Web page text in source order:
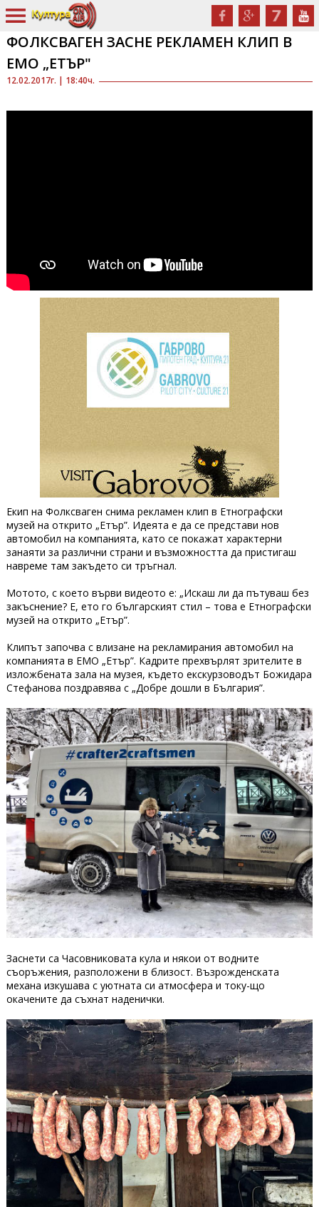
12.02.2017г. | 18:40ч.
ФОЛКСВАГЕН ЗАСНЕ РЕКЛАМЕН КЛИП В
ЕМО „ЕТЪР"
Екип на Фолксваген снима рекламен клип в Етнографски
музей на открито „Етър”. Идеята е да се представи нов
автомобил на компанията, като се покажат характерни
занаяти за различни страни и възможността да пристигаш
навреме там закъдето си тръгнал.
Мотото, с което върви видеото е: „Искаш ли да пътуваш без
закъснение? Е, ето го българският стил – това е Етнографски
музей на открито „Етър”.
Клипът започва с влизане на рекламирания автомобил на
компанията в ЕМО „Етър”. Кадрите прехвърлят зрителите в
изложбената зала на музея, където екскурзоводът Божидара
Стефанова поздравява с „Добре дошли в България”.
Заснети са Часовниковата кула и някои от водните
съоръжения, разположени в близост. Възрожденската
механа изкушава с уютната си атмосфера и току-що
окачените да съхнат наденички.